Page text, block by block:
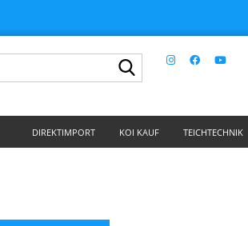
Suche...
DIREKTIMPORT KOI KAUF TEICHTECHNIK